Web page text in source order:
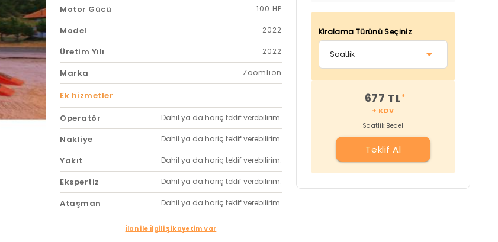
Motor Gücü 100 HP
Model 2022
Üretim Yılı 2022
Marka Zoomlion
Ek hizmetler
Operatör
Dahil ya da hariç teklif verebilirim.
Nakliye Dahil ya da hariç teklif verebilirim.
Yakıt Dahil ya da hariç teklif verebilirim.
Ekspertiz Dahil ya da hariç teklif verebilirim.
Ataşman Dahil ya da hariç teklif verebilirim.
İlan ile İlgili Şikayetim Var
Kiralama Türünü Seçiniz
677 TL*
+ KDV
Saatlik Bedel
Teklif Al